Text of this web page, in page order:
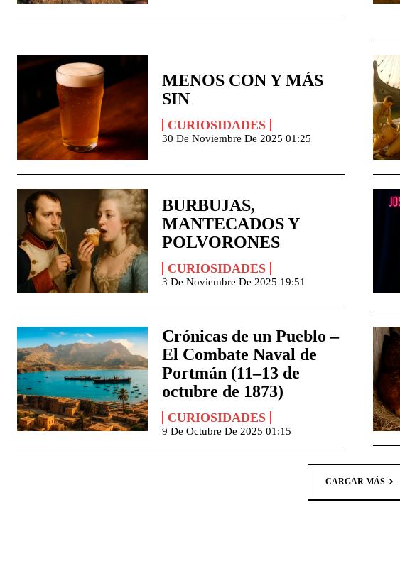
MENOS CON Y MÁS
SIN
CURIOSIDADES
30 De Noviembre De 2025 01:25
BURBUJAS,
MANTECADOS Y
POLVORONES
CURIOSIDADES
3 De Noviembre De 2025 19:51
Crónicas de un Pueblo –
El Combate Naval de
Portmán (11–13 de
octubre de 1873)
CURIOSIDADES
9 De Octubre De 2025 01:15
CARGAR MÁS